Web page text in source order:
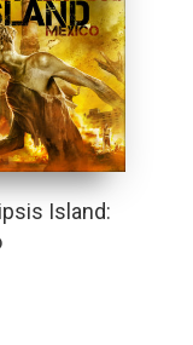
Island: